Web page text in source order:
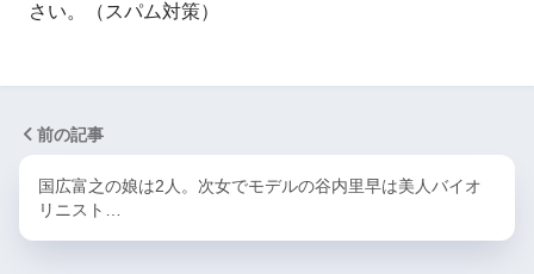
さい。（スパム対策）
前の記事
国広富之の娘は2人。次女でモデルの谷内里早は美人バイオ
リニスト…